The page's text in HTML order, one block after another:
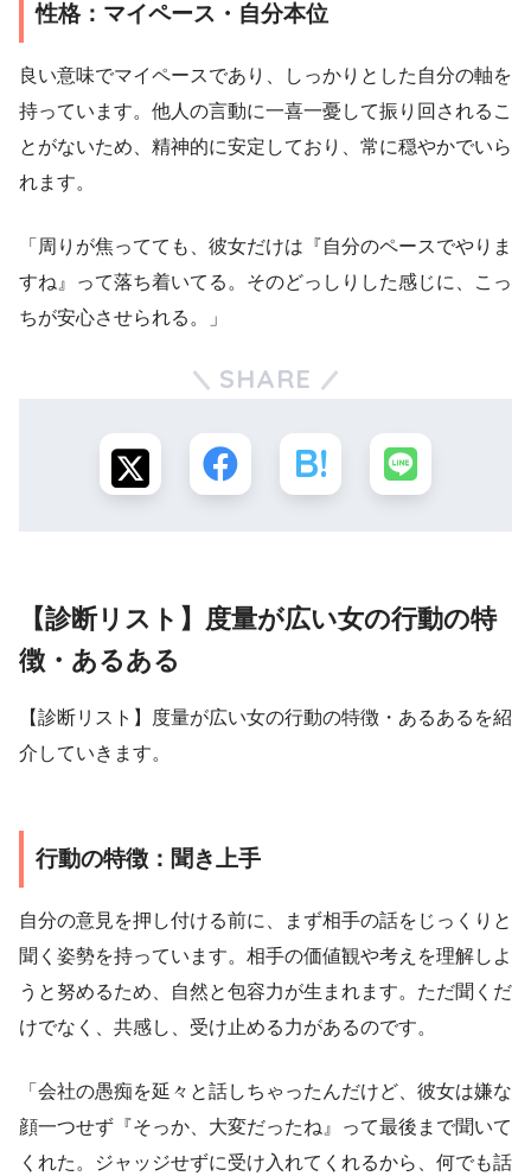
性格：マイペース・自分本位
良い意味でマイペースであり、しっかりとした自分の軸を
持っています。他人の言動に一喜一憂して振り回されるこ
とがないため、精神的に安定しており、常に穏やかでいら
れます。
「周りが焦ってても、彼女だけは『自分のペースでやりま
すね』って落ち着いてる。そのどっしりした感じに、こっ
ちが安心させられる。」
SHARE
【診断リスト】度量が広い女の行動の特
徴・あるある
【診断リスト】度量が広い女の行動の特徴・あるあるを紹
介していきます。
行動の特徴：聞き上手
自分の意見を押し付ける前に、まず相手の話をじっくりと
聞く姿勢を持っています。相手の価値観や考えを理解しよ
うと努めるため、自然と包容力が生まれます。ただ聞くだ
けでなく、共感し、受け止める力があるのです。
「会社の愚痴を延々と話しちゃったんだけど、彼女は嫌な
顔一つせず『そっか、大変だったね』って最後まで聞いて
くれた。ジャッジせずに受け入れてくれるから、何でも話